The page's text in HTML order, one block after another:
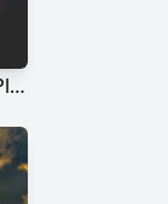
V: Os Extraterrestres no Planeta Terra